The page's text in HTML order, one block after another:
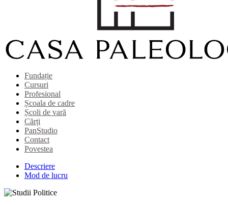
Fundație
Cursuri
Profesional
Școala de cadre
Școli de vară
Cărți
PanStudio
Contact
Povestea
Descriere
Mod de lucru